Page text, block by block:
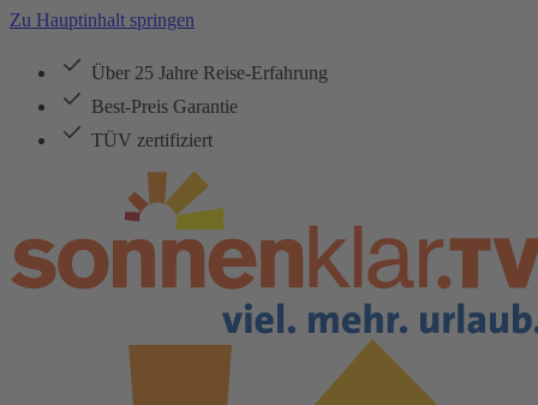
Zu Hauptinhalt springen
Über 25 Jahre Reise-Erfahrung
Best-Preis Garantie
TÜV zertifiziert